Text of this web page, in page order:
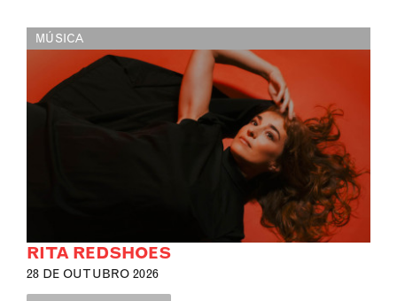
MÚSICA
RITA REDSHOES
28 DE OUTUBRO 2026